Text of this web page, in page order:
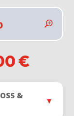
€Il
&
▼